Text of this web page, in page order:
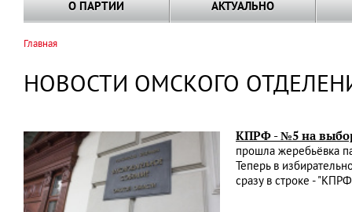
О ПАРТИИ АКТУАЛЬНО
навигации
Главная
НОВОСТИ ОМСКОГО
КПРФ - №5 на
прошла жеребьёвка
Теперь в
сразу в строке -